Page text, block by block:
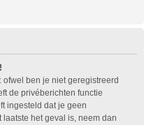
ben je niet geregistreerd
de privéberichten functie
ingesteld dat je geen
het geval is, neem dan